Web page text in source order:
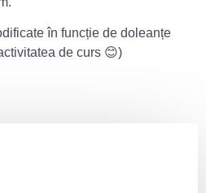
în funcție de doleanțe
de curs 😊)